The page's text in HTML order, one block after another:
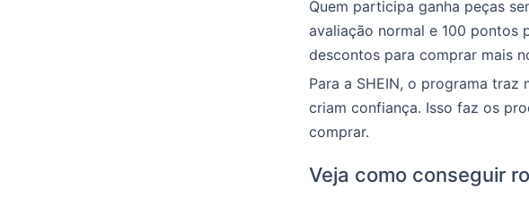
Quem participa ganha peças
avaliação normal e 100 pontos
descontos para comprar mais
Para a SHEIN, o programa
criam confiança. Isso faz os
comprar.
Veja como conseguir